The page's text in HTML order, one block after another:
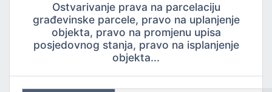
I LOKALNU SAMOUPRAVU
Ostvarivanje prava na parcelaciju
građevinske parcele, pravo na uplanjenje
objekta, pravo na promjenu upisa
posjedovnog stanja, pravo na isplanjenje
objekta...